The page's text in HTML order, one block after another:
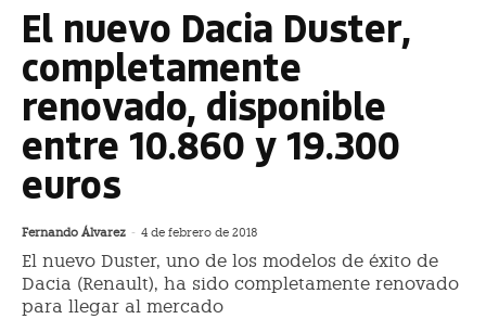
El nuevo Dacia Duster,
completamente
renovado, disponible
entre 10.860 y 19.300
euros
Fernando Álvarez - 4 de febrero de 2018
El nuevo Duster, uno de los modelos de éxito de
Dacia (Renault), ha sido completamente renovado
para llegar al mercado